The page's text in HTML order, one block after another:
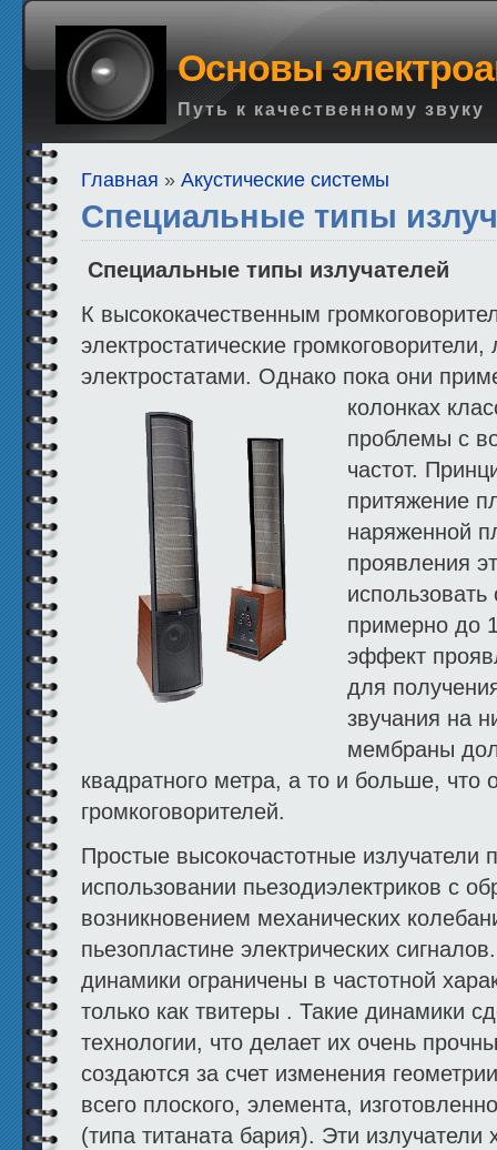
Основы
Путь к качественному звуку
Главная » Акустические системы
Специальные типы
Специальные типы излучателей
К высококачественным
электростатические
электростатами. Однако пока они
колонках
проблемы с
частот.
притяжение
наряженной
проявления
примерно до
эффект
для
звучания на
мембраны
квадратного метра, а то и больше, что
громкоговорителей.
Простые высокочастотные излучатели
использовании пьезодиэлектриков с
возникновением механических
пьезопластине электрических
динамики ограничены в частотной
только как твитеры . Такие динамики
технологии, что делает их очень
создаются за счет изменения
всего плоского, элемента,
(типа титаната бария). Эти излучатели